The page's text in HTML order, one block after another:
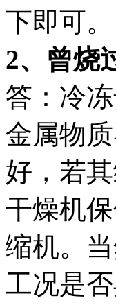
下即可。
2、曾烧
答：冷
金属物
好，若
干燥机
缩机。
工况是